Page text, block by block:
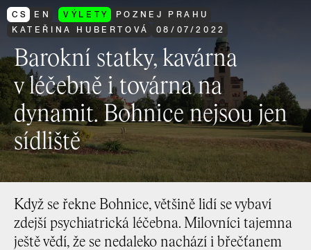
CS EN VÝLETY
POZNEJ PRAHU
KATEŘINA HUBERTOVÁ
08/ 07/2022
Barokní statky, kavárna
v léčebně i továrna na
dynamit. Bohnice nejsou jen
sídliště
Když se řekne Bohnice, většině lidí se vybaví
zdejší psychiatrická léčebna. Milovníci tajemna
ještě vědí, že se nedaleko nachází i břečťanem